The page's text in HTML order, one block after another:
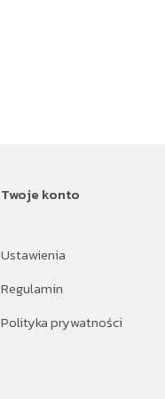
Twoje konto
Ustawienia
Regulamin
Polityka prywatności